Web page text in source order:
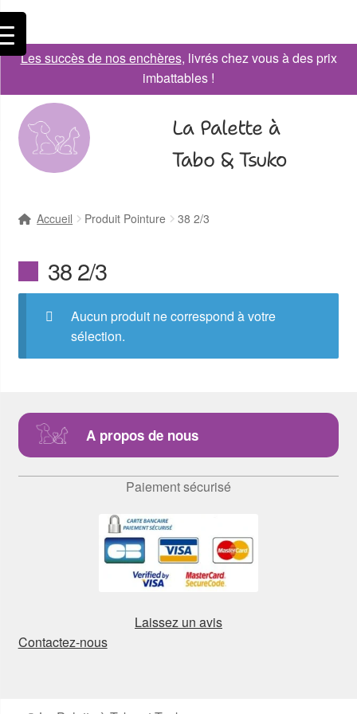
Les succès de nos enchères, livrés chez vous à des prix
imbattables !
La Palette à
Tabo & Tsuko
Accueil Produit Pointure 38 2/3
38 2/3
Aucun produit ne correspond à votre
sélection.
A propos de nous
Paiement sécurisé
Laissez un avis
Contactez-nous